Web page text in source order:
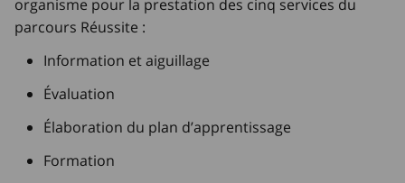
organisme pour la prestation des cinq services du
parcours Réussite :
Information et aiguillage
Évaluation
Élaboration du plan d’apprentissage
Formation